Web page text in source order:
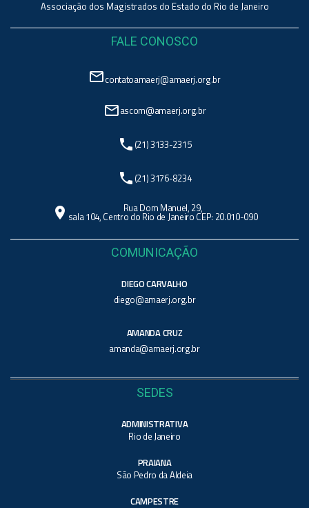
Associação dos Magistrados do Estado do Rio de Janeiro
FALE CONOSCO
mail_outlinecontatoamaerj@amaerj.org.br
mail_outlineascom@amaerj.org.br
phone (21) 3133-2315
phone (21) 3176-8234
location_on Rua Dom Manuel, 29,
sala 104, Centro do Rio de Janeiro CEP: 20.010-090
COMUNICAÇÃO
DIEGO CARVALHO
diego@amaerj.org.br
AMANDA CRUZ
amanda@amaerj.org.br
SEDES
ADMINISTRATIVA
Rio de Janeiro
PRAIANA
São Pedro da Aldeia
CAMPESTRE